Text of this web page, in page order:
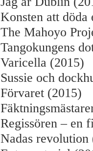
Konsten att
The Mahoyo
Tangokungens
Varicella (2015)
Sussie och
Förvaret (2015)
Regissören – en
Nadas revolution